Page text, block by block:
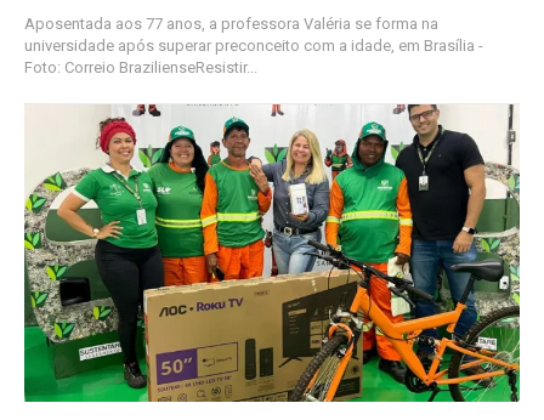
Aposentada aos 77 anos, a professora Valéria se forma na
universidade após superar preconceito com a idade, em Brasília -
Foto: Correio BrazilienseResistir...